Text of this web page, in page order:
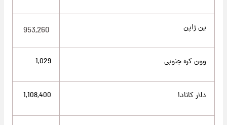
ین ژاپن 953,260
وون کره جنوبی 1,029
دلار کانادا 1,108,400